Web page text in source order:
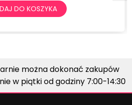
DO KOSZYKA
można dokonać zakupów
w piątki od godziny 7:00-14:30